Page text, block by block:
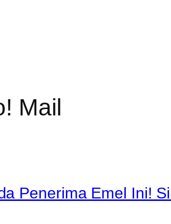
Mail
Penerima Emel Ini!